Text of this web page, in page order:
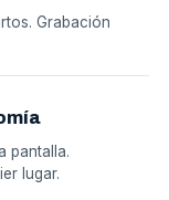
Grabación
pantalla.
lugar.